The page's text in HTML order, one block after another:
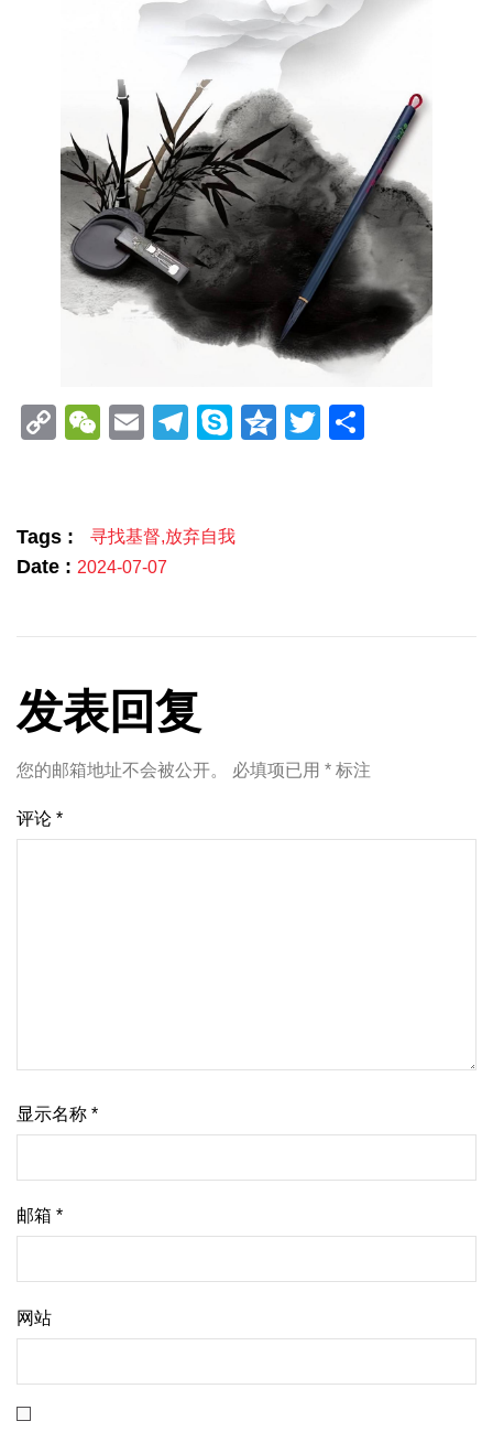
CopyWeChat
EmailTelegram
SkypeQzoneTwitter
Tags : 寻找基督,放弃自我
Date : 2024-07-07
发表回复
您的邮箱地址不会被公开。 必填项已用 * 标注
评论 *
显示名称 *
邮箱 *
网站